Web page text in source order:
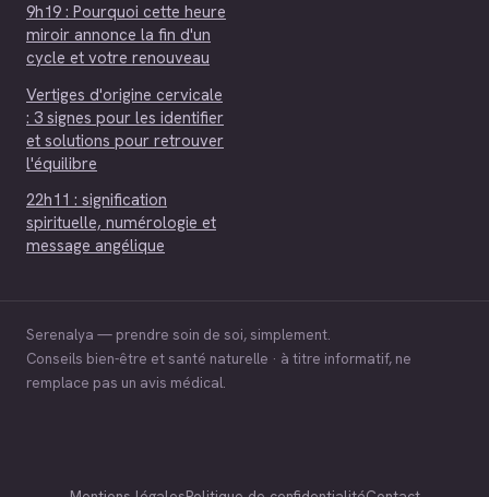
9h19 : Pourquoi cette heure
miroir annonce la fin d'un
cycle et votre renouveau
Vertiges d'origine cervicale
: 3 signes pour les identifier
et solutions pour retrouver
l'équilibre
22h11 : signification
spirituelle, numérologie et
message angélique
Serenalya — prendre soin de soi, simplement.
Conseils bien-être et santé naturelle · à titre informatif, ne
remplace pas un avis médical.